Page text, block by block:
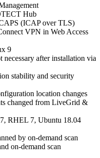
Hub
(ICAP over TLS)
VPN in Web Access
9
after installation via
stability and security
location changes
changed from LiveGrid &
RHEL 7, Ubuntu 18.04
by on-demand scan
on-demand scan